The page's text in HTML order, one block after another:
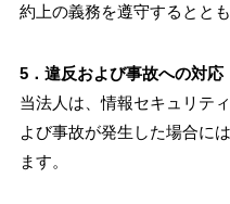
約上の義務を遵守するとと
5．違反および事故への対応
当法人は、情報セキュリテ
よび事故が発生した場合に
ます。